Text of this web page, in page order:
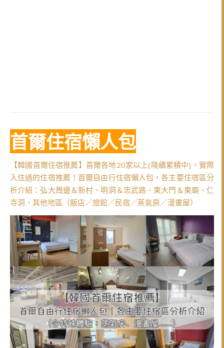
首爾住宿懶人包
【韓國首爾住宿推薦】首爾各地20家以上(陸續累積中)，實際
入住過的住宿推薦！首爾自由行住宿懶人包，各主要住宿區分
析介紹：弘大周邊＆新村、明洞＆忠武路、東大門＆東廟、仁
寺洞、其他地區（飯店／旅館／民宿／蒸氣房／漫畫屋）